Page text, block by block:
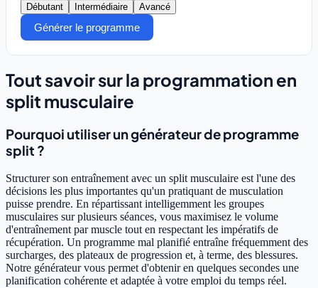
Débutant Intermédiaire Avancé
Générer le programme
Tout savoir sur la programmation en
split musculaire
Pourquoi utiliser un générateur de programme
split ?
Structurer son entraînement avec un split musculaire est l'une des
décisions les plus importantes qu'un pratiquant de musculation
puisse prendre. En répartissant intelligemment les groupes
musculaires sur plusieurs séances, vous maximisez le volume
d'entraînement par muscle tout en respectant les impératifs de
récupération. Un programme mal planifié entraîne fréquemment des
surcharges, des plateaux de progression et, à terme, des blessures.
Notre générateur vous permet d'obtenir en quelques secondes une
planification cohérente et adaptée à votre emploi du temps réel.